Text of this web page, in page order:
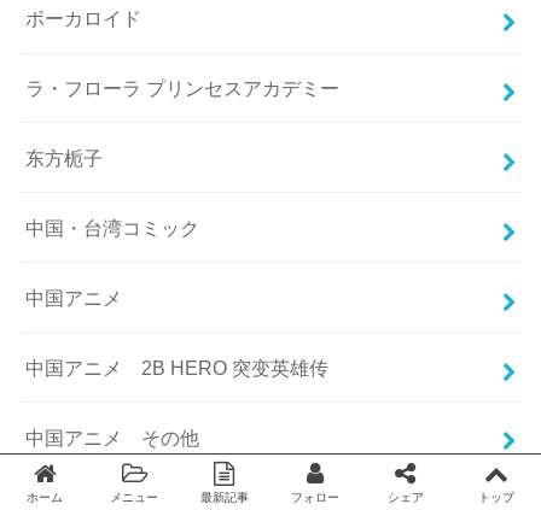
ボーカロイド
ラ・フローラ プリンセスアカデミー
东方栀子
中国・台湾コミック
中国アニメ
中国アニメ 2B HERO 突变英雄传
中国アニメ その他
ホーム メニュー 最新記事 フォロー シェア トップ
Twitter facebook